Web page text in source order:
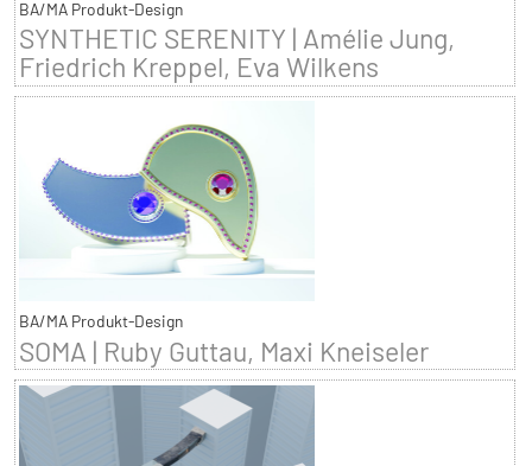
BA/MA Produkt-Design
SYNTHETIC SERENITY | Amélie Jung,
Friedrich Kreppel, Eva Wilkens
BA/MA Produkt-Design
SOMA | Ruby Guttau, Maxi Kneiseler